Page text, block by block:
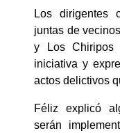
Los dirigentes
juntas de
y Los Chiripos
iniciativa y
actos delictivos
Féliz explicó
serán